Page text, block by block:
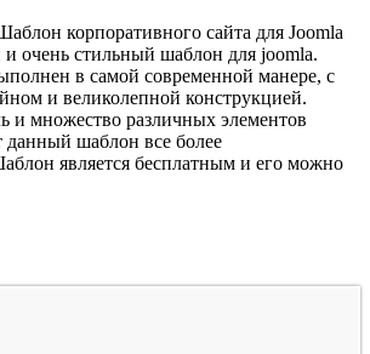
очень стильный шаблон для joomla.
в самой современной манере, с
и великолепной конструкцией.
и множество различных элементов
данный шаблон все более
является бесплатным и его можно